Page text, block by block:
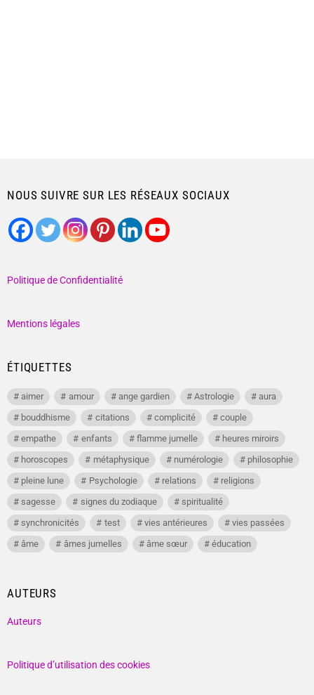
NOUS SUIVRE SUR LES RÉSEAUX SOCIAUX
Politique de Confidentialité
Mentions légales
ÉTIQUETTES
aimer amour ange gardien Astrologie
aura
bouddhisme
citations complicité
couple
empathe
enfants flamme jumelle
heures miroirs
horoscopes
métaphysique numérologie
philosophie
pleine lune
Psychologie relations
religions
sagesse
signes du zodiaque
spiritualité
synchronicités
test vies antérieures
vies passées
âme
âmes jumelles âme sœur éducation
AUTEURS
Auteurs
Politique d’utilisation des cookies